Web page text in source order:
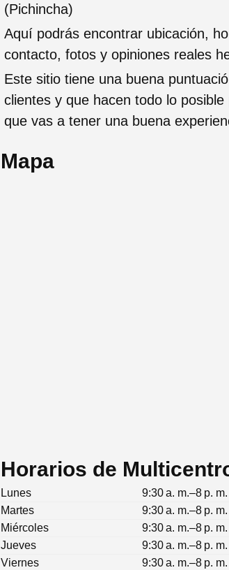
(Pichincha)
Aquí podrás encontrar ubicación,
contacto, fotos y opiniones reales
Este sitio tiene una buena
clientes y que hacen todo lo
que vas a tener una buena
Mapa
Horarios de
Lunes
9:30 a. m.–8 p. m.
Martes
9:30 a. m.–8 p. m.
Miércoles
9:30 a. m.–8 p. m.
Jueves
9:30 a. m.–8 p. m.
Viernes
9:30 a. m.–8 p. m.